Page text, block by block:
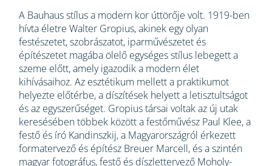
A Bauhaus stílus a modern kor úttörője volt. 1919-ben
hívta életre Walter Gropius, akinek egy olyan
festészetet, szobrászatot, iparművészetet és
építészetet magába ölelő egységes stílus lebegett a
szeme előtt, amely igazodik a modern élet
kihívásaihoz. Az esztétikum mellett a praktikumot
helyezte előtérbe, a díszítések helyett a letisztultságot
és az egyszerűséget. Gropius társai voltak az új utak
keresésében többek között a festőművész Paul Klee, a
festő és író Kandinszkij, a Magyarországról érkezett
formatervező és építész Breuer Marcell, és a szintén
magyar fotográfus, festő és díszlettervező Moholy-